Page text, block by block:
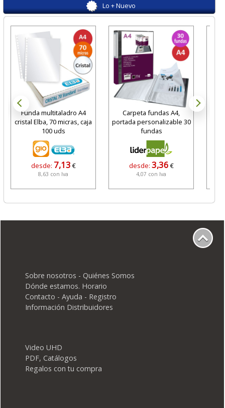
Lo + Nuevo
Funda multitaladro A4
cristal Elba, 70 micras, caja
100 uds
desde: 7,13 €
8,63 con Iva
Carpeta fundas A4,
portada personalizable 30
fundas
desde: 3,36 €
4,07 con Iva
Sobre nosotros - Quiénes Somos
Dónde estamos. Horario
Contacto - Ayuda - Registro
Información Distribuidores
Video UHD
PDF, Catálogos
Regalos con tu compra